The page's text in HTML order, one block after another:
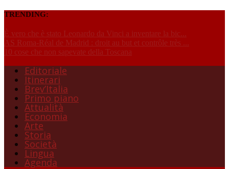
TRENDING:
È vero che è stato Leonardo da Vinci a inventare la bic...
AS Roma-Réal de Madrid : droit au but et contrôle très ...
10 cose che non sapevate della Toscana
Editoriale
Itinerari
Brev’Italia
Primo piano
Attualità
Economia
Arte
Storia
Società
Lingua
Agenda